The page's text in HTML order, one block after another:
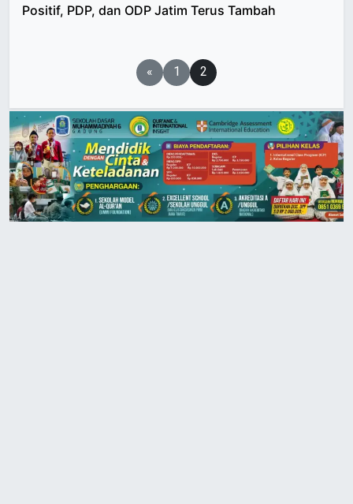
Positif, PDP, dan ODP Jatim Terus Tambah
« 1 2